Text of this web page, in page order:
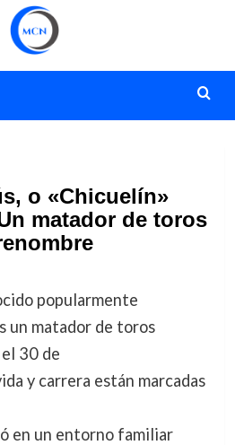
o «Chicuelín»
matador de toros
popularmente
un matador de toros
30 de
y carrera están marcadas
en un entorno familiar